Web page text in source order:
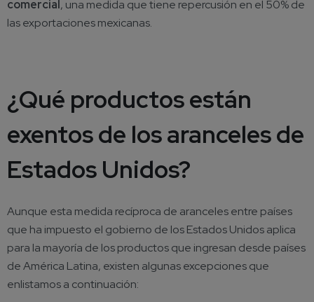
comercial, una medida que tiene repercusión en el 50% de
las exportaciones mexicanas.
¿Qué productos están
exentos de los aranceles de
Estados Unidos?
Aunque esta medida recíproca de aranceles entre países
que ha impuesto el gobierno de los Estados Unidos aplica
para la mayoría de los productos que ingresan desde países
de América Latina, existen algunas excepciones que
enlistamos a continuación: